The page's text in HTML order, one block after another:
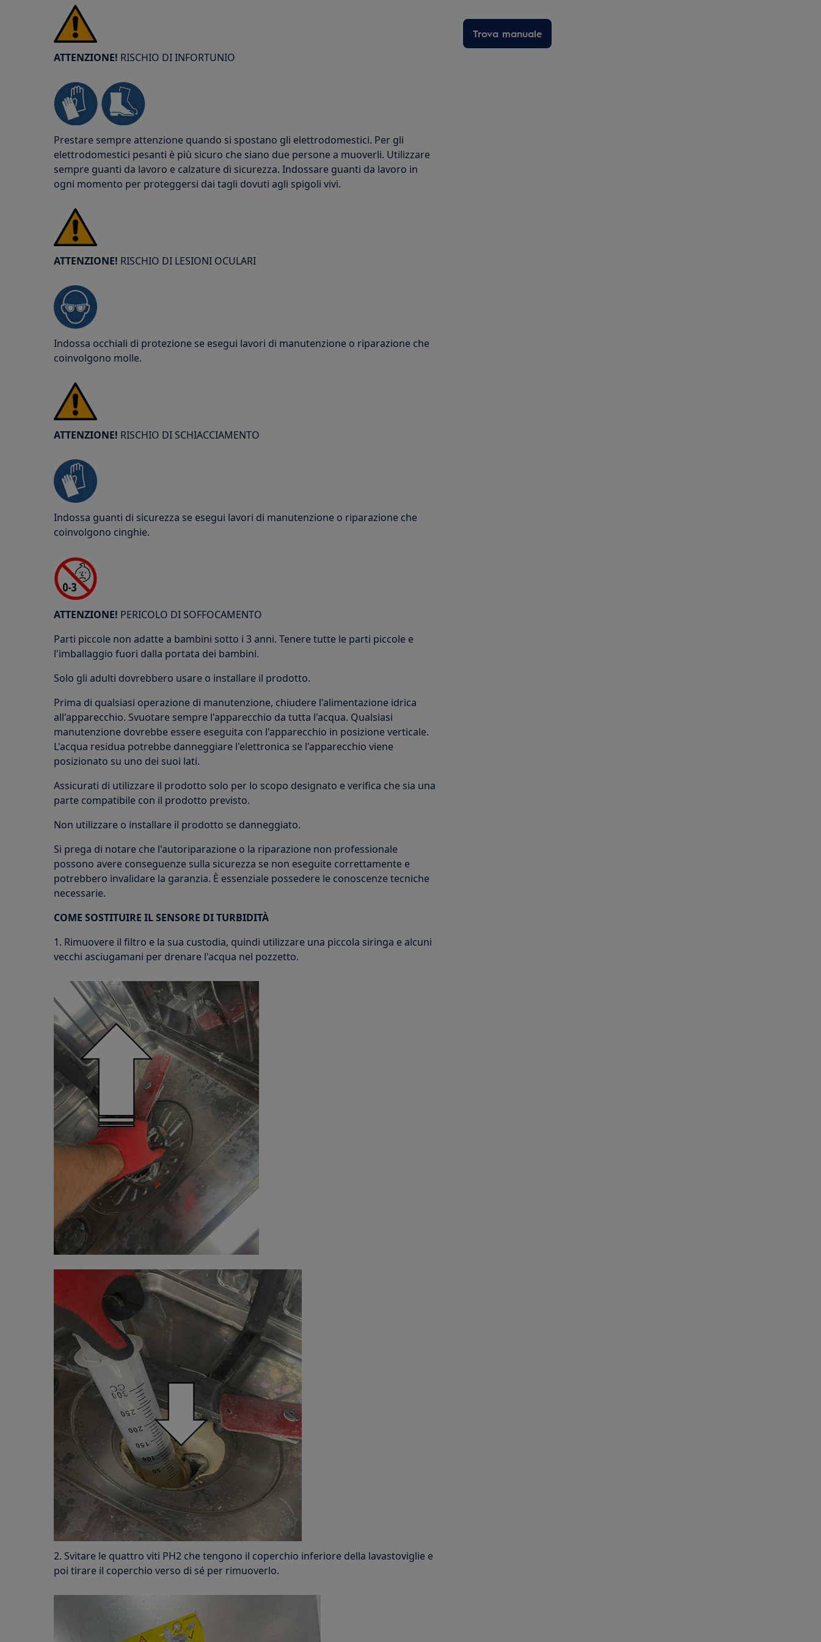
ATTENZIONE! RISCHIO DI INFORTUNIO
Prestare sempre attenzione quando si spostano gli elettrodomestici. Per gli
elettrodomestici pesanti è più sicuro che siano due persone a muoverli. Utilizzare
sempre guanti da lavoro e calzature di sicurezza. Indossare guanti da lavoro in
ogni momento per proteggersi dai tagli dovuti agli spigoli vivi.
ATTENZIONE! RISCHIO DI LESIONI OCULARI
Indossa occhiali di protezione se esegui lavori di manutenzione o riparazione che
coinvolgono molle.
ATTENZIONE! RISCHIO DI SCHIACCIAMENTO
Indossa guanti di sicurezza se esegui lavori di manutenzione o riparazione che
coinvolgono cinghie.
ATTENZIONE! PERICOLO DI SOFFOCAMENTO
Parti piccole non adatte a bambini sotto i 3 anni. Tenere tutte le parti piccole e
l'imballaggio fuori dalla portata dei bambini.
Solo gli adulti dovrebbero usare o installare il prodotto.
Prima di qualsiasi operazione di manutenzione, chiudere l'alimentazione idrica
all'apparecchio. Svuotare sempre l'apparecchio da tutta l'acqua. Qualsiasi
manutenzione dovrebbe essere eseguita con l'apparecchio in posizione verticale.
L'acqua residua potrebbe danneggiare l'elettronica se l'apparecchio viene
posizionato su uno dei suoi lati.
Assicurati di utilizzare il prodotto solo per lo scopo designato e verifica che sia una
parte compatibile con il prodotto previsto.
Non utilizzare o installare il prodotto se danneggiato.
Si prega di notare che l'autoriparazione o la riparazione non professionale
possono avere conseguenze sulla sicurezza se non eseguite correttamente e
potrebbero invalidare la garanzia. È essenziale possedere le conoscenze tecniche
necessarie.
COME SOSTITUIRE IL SENSORE DI TURBIDITÀ
1. Rimuovere il filtro e la sua custodia, quindi utilizzare una piccola siringa e alcuni
vecchi asciugamani per drenare l'acqua nel pozzetto.
2. Svitare le quattro viti PH2 che tengono il coperchio inferiore della lavastoviglie e
poi tirare il coperchio verso di sé per rimuoverlo.
Trova manuale